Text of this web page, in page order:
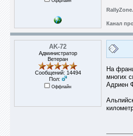
Канал
AK-72
Администратор
Ветеран
Сообщений: 14494
Пол:
Оффлайн
На
многих
Адриен